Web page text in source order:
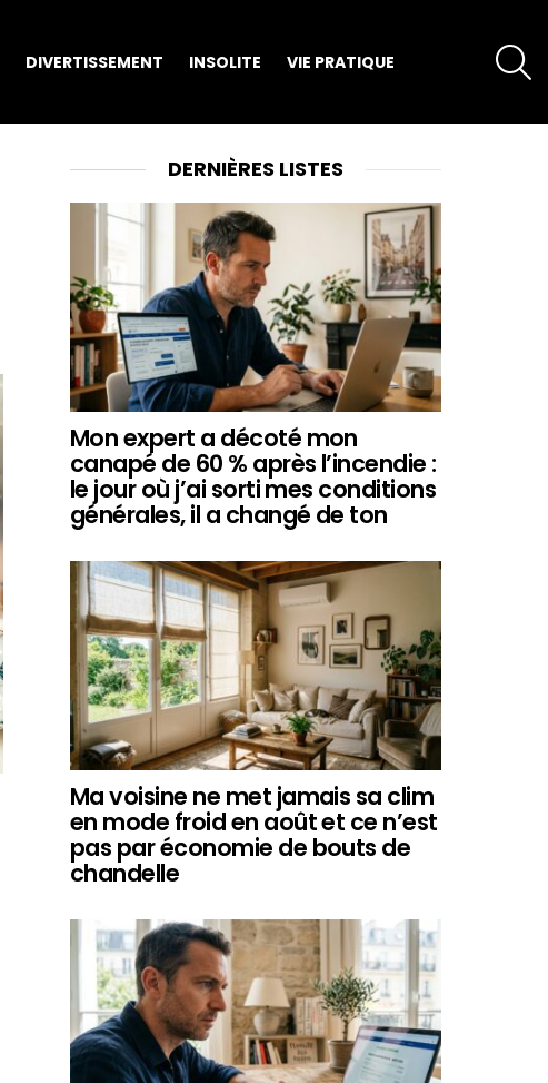
DIVERTISSEMENT INSOLITE VIE PRATIQUE
DERNIÈRES LISTES
Mon expert a décoté mon
canapé de 60 % après l’incendie :
le jour où j’ai sorti mes conditions
générales, il a changé de ton
Ma voisine ne met jamais sa clim
en mode froid en août et ce n’est
pas par économie de bouts de
chandelle